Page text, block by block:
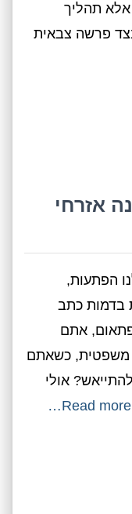
תהליך
פרשה צבאית
אזרחי
הפתעות,
בדמות כתב
אתם
משפטית, כשאתם
אולי
Read more…